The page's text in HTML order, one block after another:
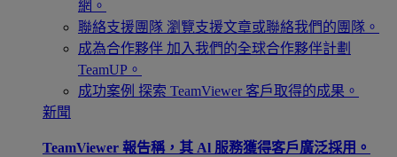
網。
聯絡支援團隊 瀏覽支援文章或聯絡我們的團隊。
成為合作夥伴 加入我們的全球合作夥伴計劃
TeamUP。
成功案例 探索 TeamViewer 客戶取得的成果。
新聞
TeamViewer 報告稱，其 Al 服務獲得客戶廣泛採用。